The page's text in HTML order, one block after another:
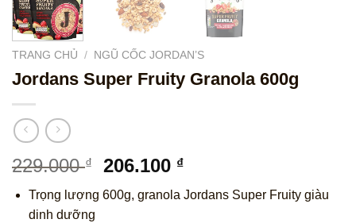
TRANG CHỦ / NGŨ CỐC JORDAN’S
Jordans Super Fruity Granola 600g
229.000₫
Giá
là:
206.100 ₫Giá
tại
Trọng lượng 600g, granola Jordans Super Fruity giàu
dinh dưỡng